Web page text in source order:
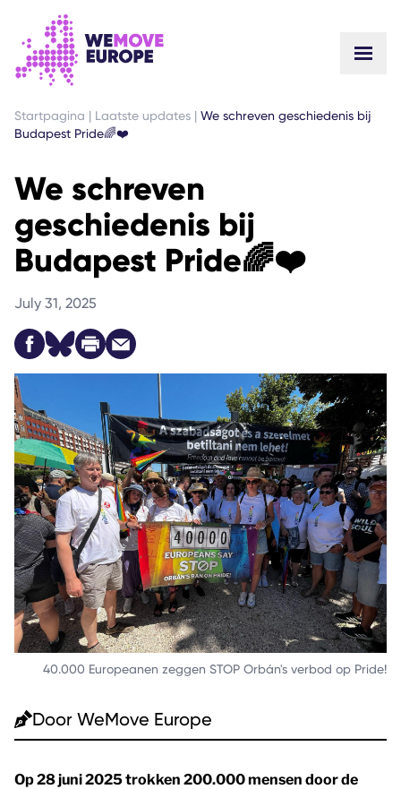
GA NAAR DE HOOFDINHOUD
GA NAAR VOETTEKSTNAVIGATIE
Startpagina | Laatste updates | We schreven geschiedenis bij
Budapest Pride🌈❤️
We schreven
geschiedenis bij
Budapest Pride🌈❤️
July 31, 2025
40.000 Europeanen zeggen STOP Orbán's verbod op Pride!
Door WeMove Europe
Op 28 juni 2025 trokken 200.000 mensen door de